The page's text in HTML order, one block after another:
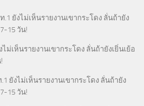
.1 ยังไม่เห็นรายงานเขากระโดง ลั่นถ้ายัง
15 วัน!
ไม่เห็นรายงานเขากระโดง ลั่นถ้ายังเยิ่นเย้อ
ยังไม่เห็นรายงานเขากระโดง ลั่นถ้ายัง
15 วัน!